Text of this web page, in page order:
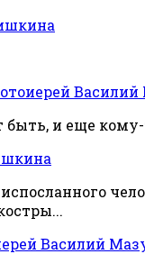
быть, и еще
Василий